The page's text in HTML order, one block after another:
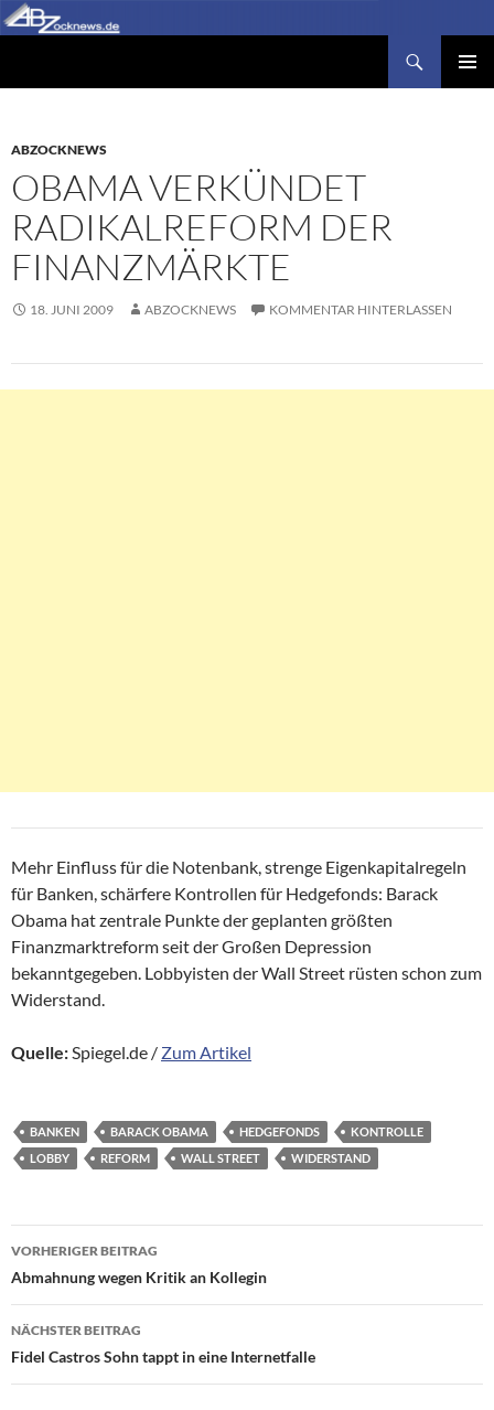
Zum
Inhalt
ABZOCKNEWS
OBAMA VERKÜNDET
RADIKALREFORM DER
FINANZMÄRKTE
18. JUNI 2009 ABZOCKNEWS KOMMENTAR HINTERLASSEN
Mehr Einfluss für die Notenbank, strenge Eigenkapitalregeln
für Banken, schärfere Kontrollen für Hedgefonds: Barack
Obama hat zentrale Punkte der geplanten größten
Finanzmarktreform seit der Großen Depression
bekanntgegeben. Lobbyisten der Wall Street rüsten schon zum
Widerstand.
Quelle:Spiegel.de / Zum Artikel
BANKEN BARACK OBAMA HEDGEFONDS
KONTROLLE
LOBBY
REFORM WALL STREET WIDERSTAND
Beitragsnavigation
VORHERIGER BEITRAG
Abmahnung wegen Kritik an Kollegin
NÄCHSTER BEITRAG
Fidel Castros Sohn tappt in eine Internetfalle